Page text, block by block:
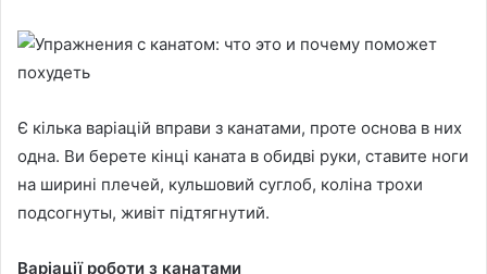
Є кілька варіацій вправи з канатами, проте основа в них
одна. Ви берете кінці каната в обидві руки, ставите ноги
на ширині плечей, кульшовий суглоб, коліна трохи
подсогнуты, живіт підтягнутий.
Варіації роботи з канатами